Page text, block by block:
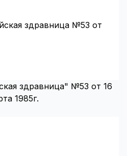
здравница" №53 от 16
1985г.